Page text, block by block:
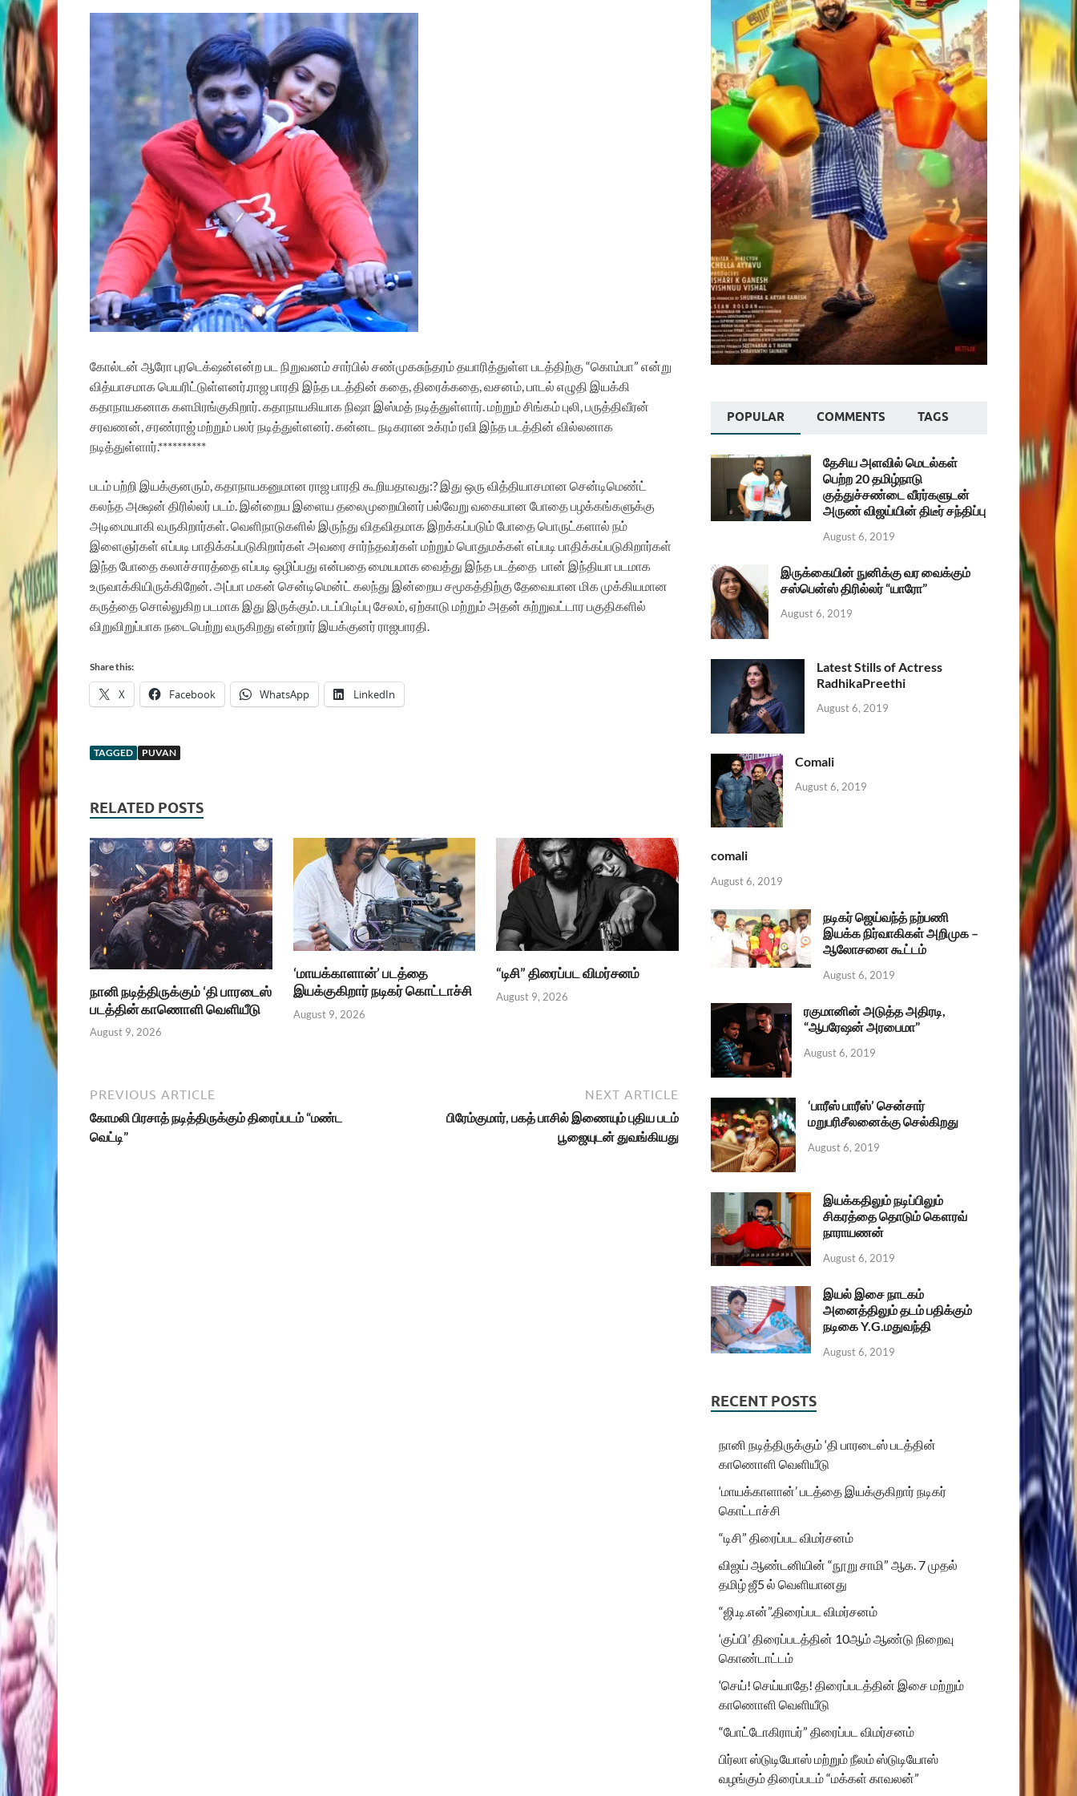
கோல்டன் ஆரோ புரடெக்‌ஷன்என்ற பட நிறுவனம் சார்பில் சண்முகசுந்தரம் தயாரித்துள்ள படத்திற்கு “கொம்பா” என்று
வித்யாசமாக பெயரிட்டுள்ளனர்.ராஜ பாரதி இந்த படத்தின் கதை, திரைக்கதை, வசனம், பாடல் எழுதி இயக்கி
கதாநாயகனாக களமிரங்குகிறார். கதாநாயகியாக நிஷா இஸ்மத் நடித்துள்ளார். மற்றும் சிங்கம் புலி, பருத்திவீரன்
சரவணன், சரண்ராஜ் மற்றும் பலர் நடித்துள்ளனர். கன்னட நடிகரான உக்ரம் ரவி இந்த படத்தின் வில்லனாக
நடித்துள்ளார்.**********
படம் பற்றி இயக்குனரும், கதாநாயகனுமான ராஜ பாரதி கூறியதாவது:? இது ஒரு வித்தியாசமான சென்டிமெண்ட்
கலந்த அக்ஷன் திரில்லர் படம். இன்றைய இளைய தலைமுறையினர் பல்வேறு வகையான போதை பழக்கங்களுக்கு
அடிமையாகி வருகிறார்கள். வெளிநாடுகளில் இருந்து விதவிதமாக இறக்கப்படும் போதை பொருட்களால் நம்
இளைஞர்கள் எப்படி பாதிக்கப்படுகிறார்கள் அவரை சார்ந்தவர்கள் மற்றும் பொதுமக்கள் எப்படி பாதிக்கப்படுகிறார்கள்
இந்த போதை கலாச்சாரத்தை எப்படி ஒழிப்பது என்பதை மையமாக வைத்து இந்த படத்தை பான் இந்தியா படமாக
உருவாக்கியிருக்கிறேன். அப்பா மகன் சென்டிமென்ட் கலந்து இன்றைய சமூகத்திற்கு தேவையான மிக முக்கியமான
கருத்தை சொல்லுகிற படமாக இது இருக்கும். படப்பிடிப்பு சேலம், ஏற்காடு மற்றும் அதன் சுற்றுவட்டார பகுதிகளில்
விறுவிறுப்பாக நடைபெற்று வருகிறது என்றார் இயக்குனர் ராஜபாரதி.
Share this:
X Facebook WhatsApp LinkedIn
TAGGED PUVAN
RELATED POSTS
நானி நடித்திருக்கும் ‘தி பாரடைஸ்
படத்தின் காணொளி வெளியீடு
August 9, 2026
‘மாயக்காளான்’ படத்தை
இயக்குகிறார் நடிகர் கொட்டாச்சி
August 9, 2026
“டிசி” திரைப்பட விமர்சனம்
August 9, 2026
PREVIOUS ARTICLE
கோமலி பிரசாத் நடித்திருக்கும் திரைப்படம் “மண்ட
வெட்டி”
NEXT ARTICLE
பிரேம்குமார், பகத் பாசில் இணையும் புதிய படம்
பூஜையுடன் துவங்கியது
POPULAR COMMENTS TAGS
தேசிய அளவில் மெடல்கள்
பெற்ற 20 தமிழ்நாடு
குத்துச்சண்டை வீரர்களுடன்
அருண் விஜய்யின் திடீர் சந்திப்பு
August 6, 2019
இருக்கையின் நுனிக்கு வர வைக்கும்
சஸ்பென்ஸ் திரில்லர் “யாரோ”
August 6, 2019
Latest Stills of Actress
RadhikaPreethi
August 6, 2019
Comali
August 6, 2019
comali
August 6, 2019
நடிகர் ஜெய்வந்த் நற்பணி
இயக்க நிர்வாகிகள் அறிமுக –
ஆலோசனை கூட்டம்
August 6, 2019
ரகுமானின் அடுத்த அதிரடி,
“ஆபரேஷன் அரபைமா”
August 6, 2019
‘பாரீஸ் பாரீஸ்’ சென்சார்
மறுபரிசீலனைக்கு செல்கிறது
August 6, 2019
இயக்கதிலும் நடிப்பிலும்
சிகரத்தை தொடும் கௌரவ்
நாராயணன்
August 6, 2019
இயல் இசை நாடகம்
அனைத்திலும் தடம் பதிக்கும்
நடிகை Y.G.மதுவந்தி
August 6, 2019
RECENT POSTS
நானி நடித்திருக்கும் ‘தி பாரடைஸ் படத்தின்
காணொளி வெளியீடு
‘மாயக்காளான்’ படத்தை இயக்குகிறார் நடிகர்
கொட்டாச்சி
“டிசி” திரைப்பட விமர்சனம்
விஜய் ஆண்டனியின் “நூறு சாமி” ஆக. 7 முதல்
தமிழ் ஜீ5 ல் வெளியானது
“ஜி.டி.என்”.திரைப்பட விமர்சனம்
‘குப்பி’ திரைப்படத்தின் 10ஆம் ஆண்டு நிறைவு
கொண்டாட்டம்
‘செய்! செய்யாதே! திரைப்படத்தின் இசை மற்றும்
காணொளி வெளியீடு
“போட்டோகிராபர்” திரைப்பட விமர்சனம்
பிர்லா ஸ்டுடியோஸ் மற்றும் நீலம் ஸ்டுடியோஸ்
வழங்கும் திரைப்படம் “மக்கள் காவலன்”